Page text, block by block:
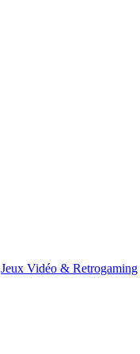
Jeux Vidéo & Retrogaming